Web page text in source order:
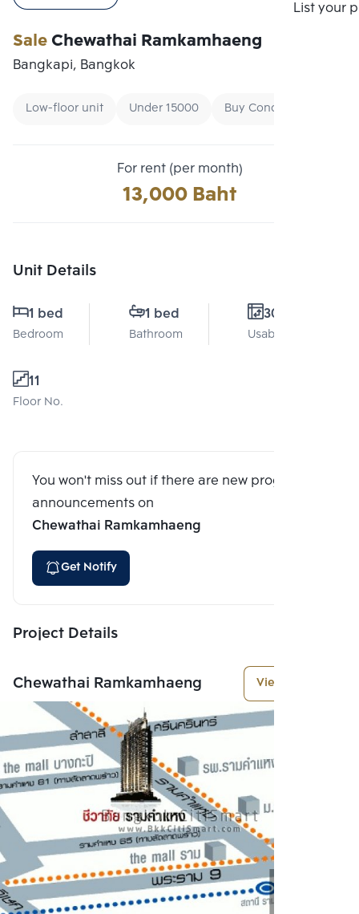
List your
SaleChewathai Ramkamhaeng
Bangkapi, Bangkok
Low-floor unit Under 15000 Buy Condo By Price
For rent (per month)
13,000 Baht
Unit Details
1 bed
Bedroom
1 bed
Bathroom
30 Sq.m.
Usable area
11
Floor No.
You won't miss out if there are new program
announcements on
Chewathai Ramkamhaeng
Get Notify
Project Details
Chewathai Ramkamhaeng View More